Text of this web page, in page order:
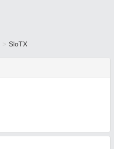
> SloTX